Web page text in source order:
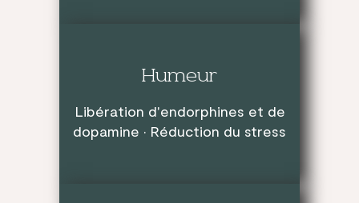
Humeur
Libération d'endorphines et de
dopamine · Réduction du stress